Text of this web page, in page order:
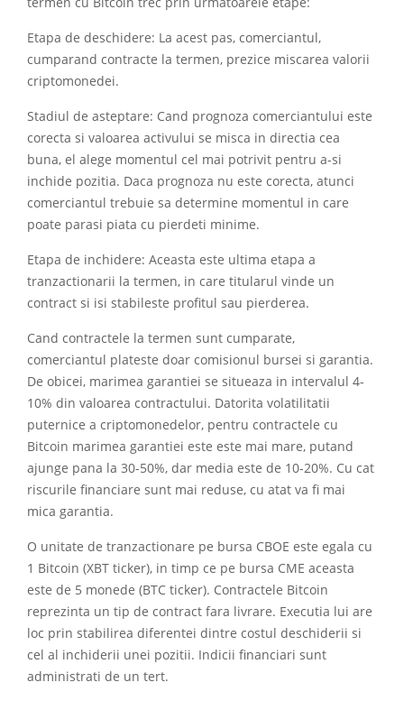
Etapa de deschidere: La acest pas, comerciantul,
cumparand contracte la termen, prezice miscarea valorii
criptomonedei.
Stadiul de asteptare: Cand prognoza comerciantului este
corecta si valoarea activului se misca in directia cea
buna, el alege momentul cel mai potrivit pentru a-si
inchide pozitia. Daca prognoza nu este corecta, atunci
comerciantul trebuie sa determine momentul in care
poate parasi piata cu pierdeti minime.
Etapa de inchidere: Aceasta este ultima etapa a
tranzactionarii la termen, in care titularul vinde un
contract si isi stabileste profitul sau pierderea.
Cand contractele la termen sunt cumparate,
comerciantul plateste doar comisionul bursei si garantia.
De obicei, marimea garantiei se situeaza in intervalul 4-
10% din valoarea contractului. Datorita volatilitatii
puternice a criptomonedelor, pentru contractele cu
Bitcoin marimea garantiei este este mai mare, putand
ajunge pana la 30-50%, dar media este de 10-20%. Cu cat
riscurile financiare sunt mai reduse, cu atat va fi mai
mica garantia.
O unitate de tranzactionare pe bursa CBOE este egala cu
1 Bitcoin (XBT ticker), in timp ce pe bursa CME aceasta
este de 5 monede (BTC ticker). Contractele Bitcoin
reprezinta un tip de contract fara livrare. Executia lui are
loc prin stabilirea diferentei dintre costul deschiderii si
cel al inchiderii unei pozitii. Indicii financiari sunt
administrati de un tert.